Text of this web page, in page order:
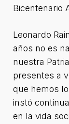
Bicentenario
Leonardo
años no es
nuestra
presentes a
que hemos
instó
en la vida